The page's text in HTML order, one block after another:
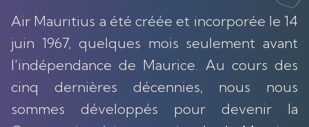
Air Mauritius a été créée et incorporée le 14
juin 1967, quelques mois seulement avant
l'indépendance de Maurice. Au cours des
cinq dernières décennies, nous nous
sommes développés pour devenir la